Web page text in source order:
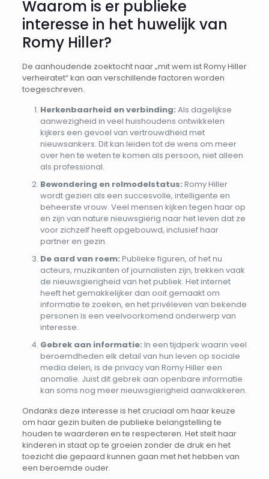
Waarom is er publieke
interesse in het huwelijk van
Romy Hiller?
De aanhoudende zoektocht naar „mit wem ist Romy Hiller
verheiratet“ kan aan verschillende factoren worden
toegeschreven.
Herkenbaarheid en verbinding: Als dagelijkse
aanwezigheid in veel huishoudens ontwikkelen
kijkers een gevoel van vertrouwdheid met
nieuwsankers. Dit kan leiden tot de wens om meer
over hen te weten te komen als persoon, niet alleen
als professional.
Bewondering en rolmodelstatus: Romy Hiller
wordt gezien als een succesvolle, intelligente en
beheerste vrouw. Veel mensen kijken tegen haar op
en zijn van nature nieuwsgierig naar het leven dat ze
voor zichzelf heeft opgebouwd, inclusief haar
partner en gezin.
De aard van roem: Publieke figuren, of het nu
acteurs, muzikanten of journalisten zijn, trekken vaak
de nieuwsgierigheid van het publiek. Het internet
heeft het gemakkelijker dan ooit gemaakt om
informatie te zoeken, en het privéleven van bekende
personen is een veelvoorkomend onderwerp van
interesse.
Gebrek aan informatie: In een tijdperk waarin veel
beroemdheden elk detail van hun leven op sociale
media delen, is de privacy van Romy Hiller een
anomalie. Juist dit gebrek aan openbare informatie
kan soms nog meer nieuwsgierigheid aanwakkeren.
Ondanks deze interesse is het cruciaal om haar keuze
om haar gezin buiten de publieke belangstelling te
houden te waarderen en te respecteren. Het stelt haar
kinderen in staat op te groeien zonder de druk en het
toezicht die gepaard kunnen gaan met het hebben van
een beroemde ouder.